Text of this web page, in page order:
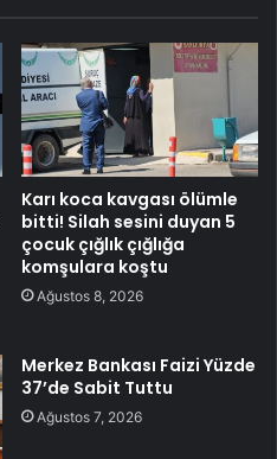
Karı koca kavgası ölümle
bitti! Silah sesini duyan 5
çocuk çığlık çığlığa
komşulara koştu
Ağustos 8, 2026
Merkez Bankası Faizi Yüzde
37’de Sabit Tuttu
Ağustos 7, 2026